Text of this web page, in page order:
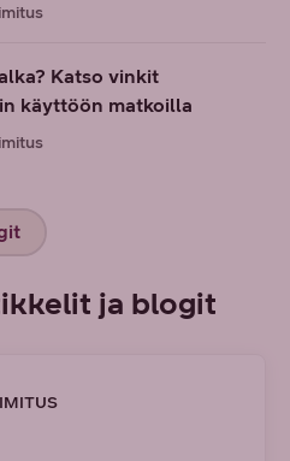
Katso vinkit
käyttöön matkoilla
ja blogit